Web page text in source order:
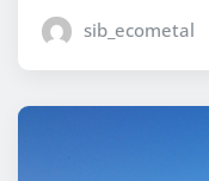
sib_ecometal